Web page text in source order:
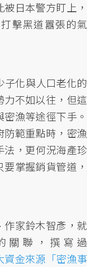
日本警方盯上，
擊黑道囂張的氣
子化與人口老化的
不如以往，但這
漁等途徑下手。
範重點時，密漁
法，更何況海產珍
掌握銷貨管道，
作家鈴木智彥，就
關聯，撰寫過
資金來源「密漁事